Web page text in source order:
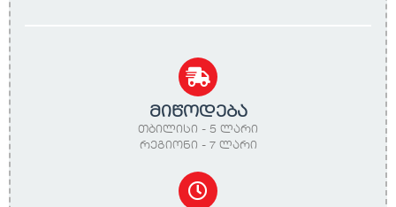
მიწოდება
თბილისი - 5 ლარი
რეგიონი - 7 ლარი